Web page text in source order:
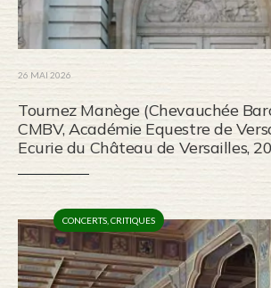
26 MAI 2026
Tournez Manège (Chevauchée
CMBV, Académie Equestre de
Ecurie du Château de Versailles,
CONCERTS CRITIQUES